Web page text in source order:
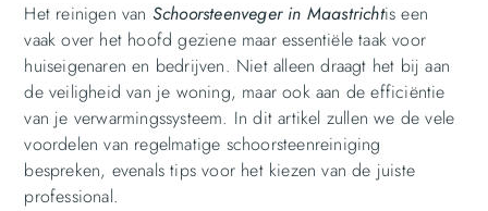
Het reinigen van Schoorsteenveger in Maastrichtis een
vaak over het hoofd geziene maar essentiële taak voor
huiseigenaren en bedrijven. Niet alleen draagt het bij aan
de veiligheid van je woning, maar ook aan de efficiëntie
van je verwarmingssysteem. In dit artikel zullen we de vele
voordelen van regelmatige schoorsteenreiniging
bespreken, evenals tips voor het kiezen van de juiste
professional.